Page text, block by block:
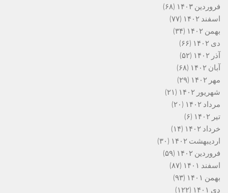
فروردین ۱۴۰۳
(۶۸)
اسفند ۱۴۰۲
(۷۷)
بهمن ۱۴۰۲
(۳۴)
دی ۱۴۰۲
(۶۶)
آذر ۱۴۰۲
(۵۲)
آبان ۱۴۰۲
(۶۸)
مهر ۱۴۰۲
(۲۹)
شهریور ۱۴۰۲
(۲۱)
مرداد ۱۴۰۲
(۲۰)
تیر ۱۴۰۲
(۶)
خرداد ۱۴۰۲
(۱۴)
اردیبهشت ۱۴۰۲
(۳۰)
فروردین ۱۴۰۲
(۵۹)
اسفند ۱۴۰۱
(۸۷)
بهمن ۱۴۰۱
(۹۳)
دی ۱۴۰۱
(۱۲۲)